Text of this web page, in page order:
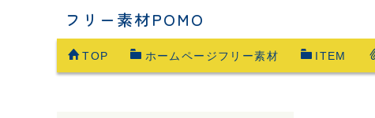
フリー素材POMO
TOP ホームページフリー素材 ITEM